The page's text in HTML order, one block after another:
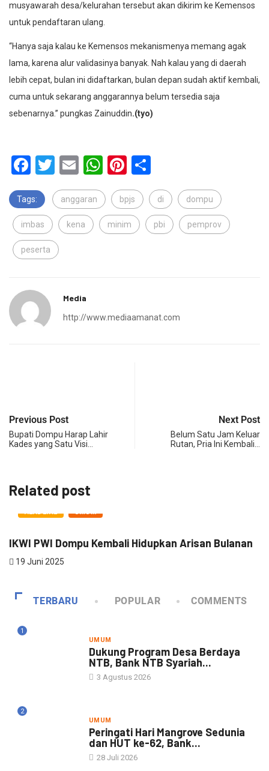
musyawarah desa/kelurahan tersebut akan dikirim ke Kemensos
untuk pendaftaran ulang.
“Hanya saja kalau ke Kemensos mekanismenya memang agak
lama, karena alur validasinya banyak. Nah kalau yang di daerah
lebih cepat, bulan ini didaftarkan, bulan depan sudah aktif kembali,
cuma untuk sekarang anggarannya belum tersedia saja
sebenarnya.” pungkas Zainuddin.(tyo)
Facebook
Twitter
EmailWhatsApp
Pinterest
Tags: anggaran bpjs di dompu
imbas kena minim pbi pemprov
peserta
Media
http://www.mediaamanat.com
Previous Post
Bupati Dompu Harap Lahir
Kades yang Satu Visi…
Next Post
Belum Satu Jam Keluar
Rutan, Pria Ini Kembali…
Related post
HEADLINE UMUM
IKWI PWI Dompu Kembali Hidupkan Arisan Bulanan
19 Juni 2025
TERBARU POPULAR COMMENTS
1
UMUM
Dukung Program Desa Berdaya
NTB, Bank NTB Syariah...
3 Agustus 2026
2
UMUM
Peringati Hari Mangrove Sedunia
dan HUT ke-62, Bank...
28 Juli 2026